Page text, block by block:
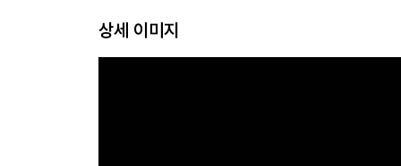
PART 3. 사일로를 허물고 데이터로 연결하라
09장. 전사 답변 운영 체계: 사일로를 허물고 인용
상세 이미지